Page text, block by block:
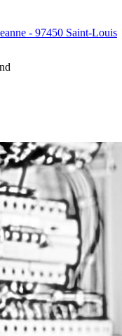
- 97450 Saint-Louis